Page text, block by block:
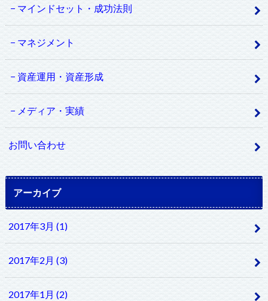
マインドセット・成功法則
マネジメント
資産運用・資産形成
メディア・実績
お問い合わせ
アーカイブ
2017年3月 (1)
2017年2月 (3)
2017年1月 (2)